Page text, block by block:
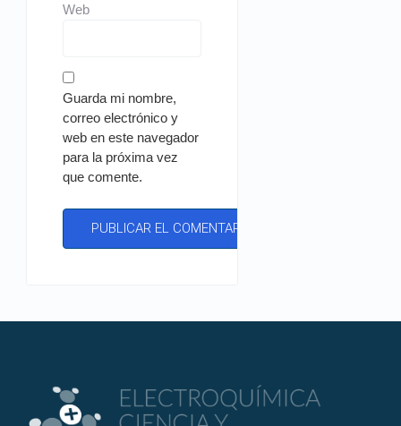
Web
Guarda mi nombre,
correo electrónico y
web en este navegador
para la próxima vez
que comente.